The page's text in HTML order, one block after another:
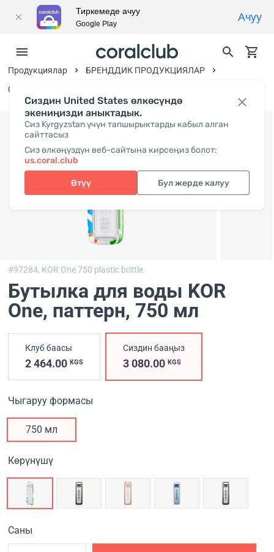
Сиздин United States өлкөсүндө
экениңизди аныктадык.
Сиз Kyrgyzstan үчүн тапшырыктарды кабыл алган
сайттасыз
Сиз өлкөңүздүн веб-сайтына кирсеңиз болот:
us.coral.club
Өтүү Бул жерде калуу
Продукциялар
БРЕНДДИК ПРОДУКЦИЯЛАР
Спорттук товарлар
#97284, KOR One 750 plastic bottle
Бутылка для воды KOR
One, паттерн, 750 мл
Клуб баасы
2 464.00 KGS
Сиздин бааңыз
3 080.00KGS
Чыгаруу формасы
750 мл
Көрүнүшү
Саны
Тиркемеде ачуу
Google Play
Ачуу